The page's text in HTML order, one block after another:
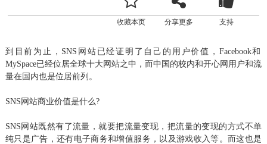
收藏本页 分享更多 支持
到目前为止，SNS网站已经证明了自己的用户价值，Facebook和
MySpace已经位居全球十大网站之中，而中国的校内和开心网用户和流
量在国内也是位居前列。
SNS网站商业价值是什么?
SNS网站既然有了流量，就要把流量变现，把流量的变现的方式不单
纯只是广告，还有电子商务和增值服务，以及游戏收入等。而这也是